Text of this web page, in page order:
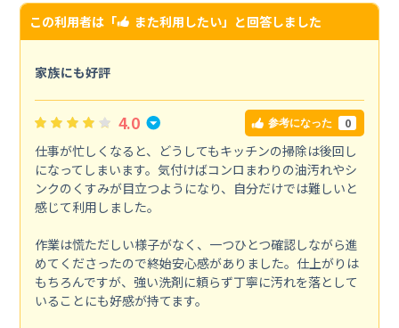
この利用者は「 また利用したい」と回答しました
家族にも好評
4.0 参考になった 0
仕事が忙しくなると、どうしてもキッチンの掃除は後回し
になってしまいます。気付けばコンロまわりの油汚れやシ
ンクのくすみが目立つようになり、自分だけでは難しいと
感じて利用しました。
作業は慌ただしい様子がなく、一つひとつ確認しながら進
めてくださったので終始安心感がありました。仕上がりは
もちろんですが、強い洗剤に頼らず丁寧に汚れを落として
いることにも好感が持てます。